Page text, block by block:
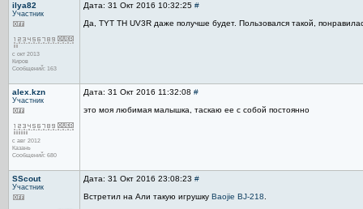
ilya82
Участник
с окт 2013
Киров
Сообщений: 163
Дата: 31 Окт 2016 10:32:25 #
Да, TYT TH UV3R даже получше будет. Пользовался такой,
alex.kzn
Участник
с авг 2012
Казань
Сообщений: 680
Дата: 31 Окт 2016 11:32:08 #
это моя любимая малышка, таскаю ее с собой постоянно
SScout
Участник
Дата: 31 Окт 2016 23:08:23 #
Встретил на Али такую игрушку Baojie BJ-218